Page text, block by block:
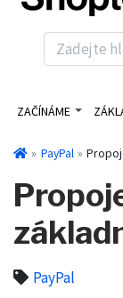
ZAČÍNÁME
PayPal
PayPal